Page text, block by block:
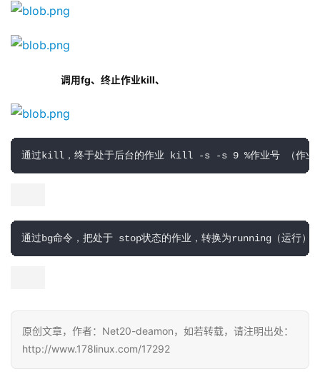
调用fg、终止作业kill、
通过kill，终于处于后台的作业 kill -s -s 9 %作业号 （作业
通过bg命令，把处于 stop状态的作业，转换为running（运行）
原创文章，作者：Net20-deamon，如若转载，请注明出处：
http://www.178linux.com/17292